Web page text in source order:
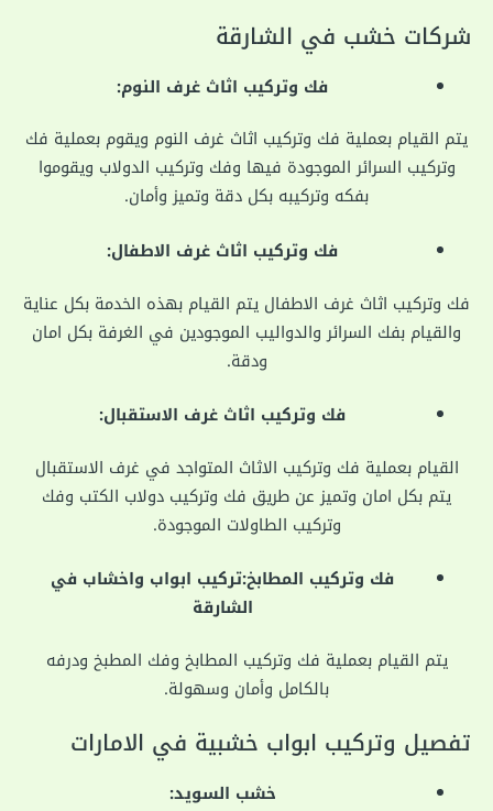
شركات خشب في الشارقة
فك وتركيب اثاث غرف النوم:
يتم القيام بعملية فك وتركيب اثاث غرف النوم ويقوم بعملية فك
وتركيب السرائر الموجودة فيها وفك وتركيب الدولاب ويقوموا
بفكه وتركيبه بكل دقة وتميز وأمان.
فك وتركيب اثاث غرف الاطفال:
فك وتركيب اثاث غرف الاطفال يتم القيام بهذه الخدمة بكل عناية
والقيام بفك السرائر والدواليب الموجودين في الغرفة بكل امان
ودقة.
فك وتركيب اثاث غرف الاستقبال:
القيام بعملية فك وتركيب الاثاث المتواجد في غرف الاستقبال
يتم بكل امان وتميز عن طريق فك وتركيب دولاب الكتب وفك
وتركيب الطاولات الموجودة.
فك وتركيب المطابخ:تركيب ابواب واخشاب في
الشارقة
يتم القيام بعملية فك وتركيب المطابخ وفك المطبخ ودرفه
بالكامل وأمان وسهولة.
تفصيل وتركيب ابواب خشبية في الامارات
خشب السويد: